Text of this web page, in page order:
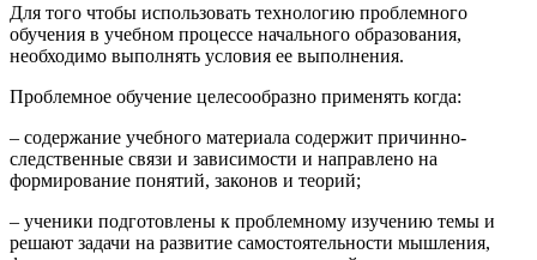
Для того чтобы использовать технологию проблемного
обучения в учебном процессе начального образования,
необходимо выполнять условия ее выполнения.
Проблемное обучение целесообразно применять когда:
– содержание учебного материала содержит причинно-
следственные связи и зависимости и направлено на
формирование понятий, законов и теорий;
– ученики подготовлены к проблемному изучению темы и
решают задачи на развитие самостоятельности мышления,